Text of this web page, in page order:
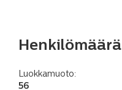
Henkilömäärä
Luokkamuoto:
56